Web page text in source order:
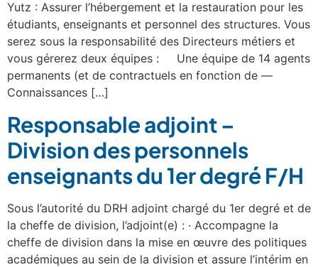
Yutz : Assurer l’hébergement et la restauration pour les
étudiants, enseignants et personnel des structures. Vous
serez sous la responsabilité des Directeurs métiers et
vous gérerez deux équipes : Une équipe de 14 agents
permanents (et de contractuels en fonction de —
Connaissances […]
Responsable adjoint –
Division des personnels
enseignants du 1er degré F/H
Sous l’autorité du DRH adjoint chargé du 1er degré et de
la cheffe de division, l’adjoint(e) : · Accompagne la
cheffe de division dans la mise en œuvre des politiques
académiques au sein de la division et assure l’intérim en